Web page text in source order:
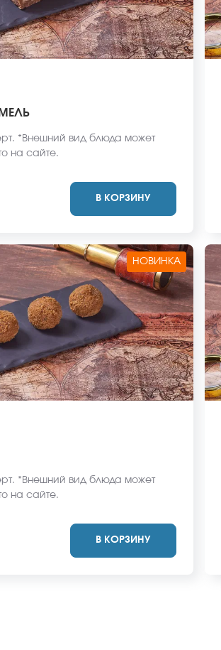
*Внешний вид блюда может
на сайте.
В КОРЗИНУ
НОВИНКА
*Внешний вид блюда может
на сайте.
В КОРЗИНУ